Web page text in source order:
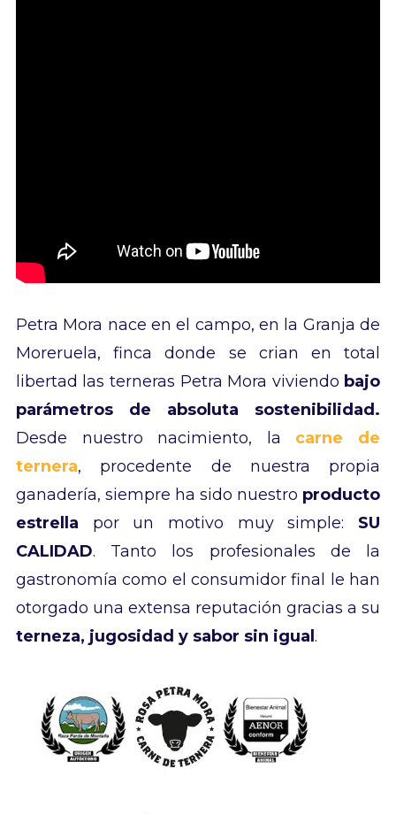
Petra Mora nace en el campo, en la Granja de
Moreruela, finca donde se crian en total
libertad las terneras Petra Mora viviendo bajo
parámetros de absoluta sostenibilidad.
Desde nuestro nacimiento, la carne de
ternera, procedente de nuestra propia
ganadería, siempre ha sido nuestro producto
estrella por un motivo muy simple: SU
CALIDAD. Tanto los profesionales de la
gastronomía como el consumidor final le han
otorgado una extensa reputación gracias a su
terneza, jugosidad y sabor sin igual .